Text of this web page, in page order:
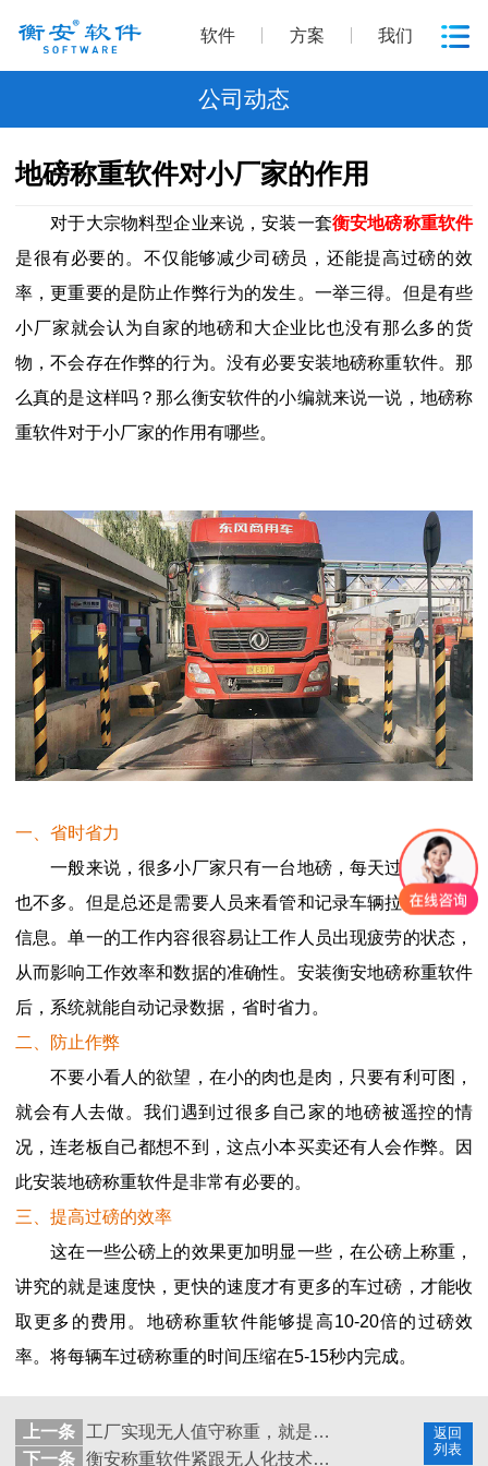
软件 方案 我们
公司动态
地磅称重软件对小厂家的作用
对于大宗物料型企业来说，安装一套衡安地磅称重软件
是很有必要的。不仅能够减少司磅员，还能提高过磅的效
率，更重要的是防止作弊行为的发生。一举三得。但是有些
小厂家就会认为自家的地磅和大企业比也没有那么多的货
物，不会存在作弊的行为。没有必要安装地磅称重软件。那
么真的是这样吗？那么衡安软件的小编就来说一说，地磅称
重软件对于小厂家的作用有哪些。
一、省时省力
一般来说，很多小厂家只有一台地磅，每天过磅的货物
也不多。但是总还是需要人员来看管和记录车辆拉货的数据
信息。单一的工作内容很容易让工作人员出现疲劳的状态，
从而影响工作效率和数据的准确性。安装衡安地磅称重软件
后，系统就能自动记录数据，省时省力。
二、防止作弊
不要小看人的欲望，在小的肉也是肉，只要有利可图，
就会有人去做。我们遇到过很多自己家的地磅被遥控的情
况，连老板自己都想不到，这点小本买卖还有人会作弊。因
此安装地磅称重软件是非常有必要的。
三、提高过磅的效率
这在一些公磅上的效果更加明显一些，在公磅上称重，
讲究的就是速度快，更快的速度才有更多的车过磅，才能收
取更多的费用。地磅称重软件能够提高10-20倍的过磅效
率。将每辆车过磅称重的时间压缩在5-15秒内完成。
返回
列表
上一条
工厂实现无人值守称重，就是对防疫最大的贡献
下一条
衡安称重软件紧跟无人化技术的发展